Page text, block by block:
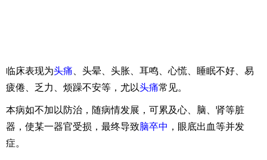
临床表现为头痛 、头晕、头胀、耳鸣、心慌、睡眠不好、易
疲倦、乏力、烦躁不安等，尤以头痛常见。
本病如不加以防治，随病情发展，可累及心、脑、肾等脏
器，使某一器官受损，最终导致脑卒中 ，眼底出血等并发
症。